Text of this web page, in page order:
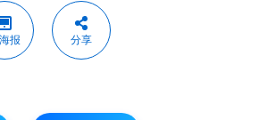
报 分享